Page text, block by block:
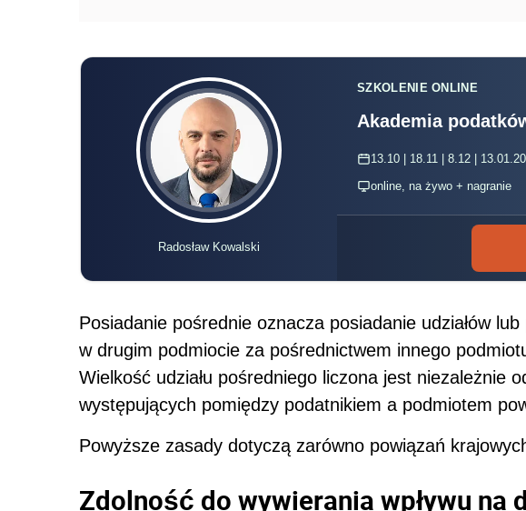
Radosław Kowalski
SZKOLENIE ONLINE
Akademia
13.10 | 18.11 | 8.12 |
online, na żywo + nagranie
Posiadanie pośrednie oznacza posiadanie udziałów
w drugim podmiocie za pośrednictwem innego
Wielkość udziału pośredniego liczona jest niezależnie
występujących pomiędzy podatnikiem a podmiotem
Powyższe zasady dotyczą zarówno powiązań
Zdolność do wywierania wpływu na